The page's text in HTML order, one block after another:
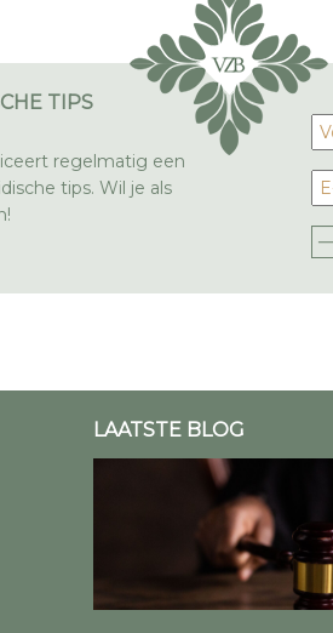
TIPS
regelmatig een
tips. Wil je als
LAATSTE BLOG